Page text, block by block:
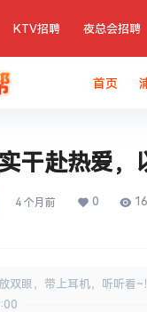
KTV招聘 夜总会招聘
首页
干赴热爱，
4 个月前 0 16
双眼，带上耳机，听听看~